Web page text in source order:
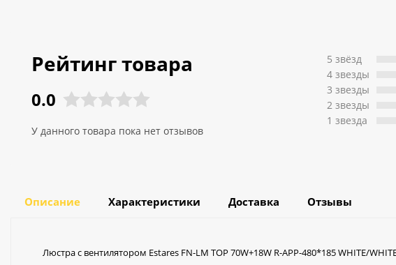
Рейтинг товара
0.0
У данного товара пока нет отзывов
5 звёзд
4 звeзды
3 звeзды
2 звeзды
1 звeзда
Описание Характеристики Доставка Отзывы
Люстра с вентилятором Estares FN-LM TOP 70W+18W R-APP-480*185 WHITE/